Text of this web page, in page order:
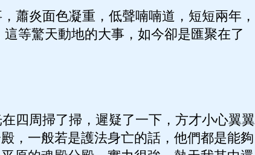
蕭炎面色凝重，低聲喃喃道，短短兩年，
等驚天動地的大事，如今卻是匯聚在了
四周掃了掃，遲疑了一下，方才小心翼翼
，一般若是護法身亡的話，他們都是能夠